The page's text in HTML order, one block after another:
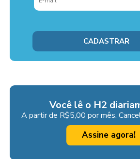
Você lê o H2
A partir de R$5,00 por mês.
Assine agora!